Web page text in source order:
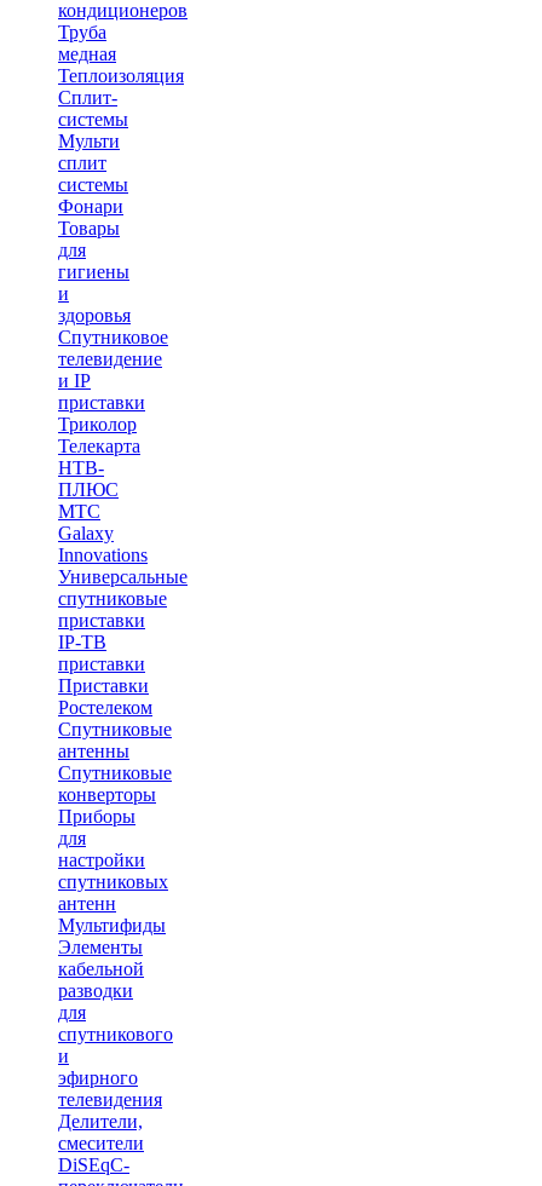
кондиционеров
Труба
медная
Теплоизоляция
Сплит-
системы
Мульти
сплит
системы
Фонари
Товары
для
гигиены
и
здоровья
Спутниковое
телевидение
и IP
приставки
Триколор
Телекарта
НТВ-
ПЛЮС
МТС
Galaxy
Innovations
Универсальные
спутниковые
приставки
IP-ТВ
приставки
Приставки
Ростелеком
Спутниковые
антенны
Спутниковые
конверторы
Приборы
для
настройки
спутниковых
антенн
Мультифиды
Элементы
кабельной
разводки
для
спутникового
и
эфирного
телевидения
Делители,
смесители
DiSEqC-